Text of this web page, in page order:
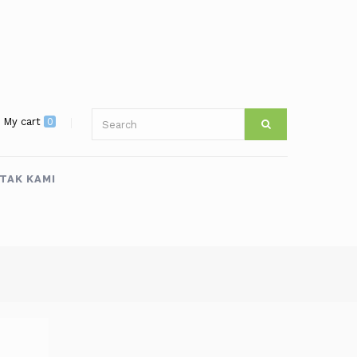
My cart 0
KAMI